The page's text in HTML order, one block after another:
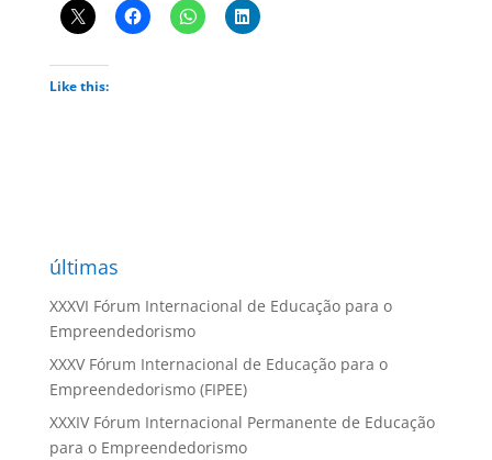
Like this:
últimas
XXXVI Fórum Internacional de Educação para o
Empreendedorismo
XXXV Fórum Internacional de Educação para o
Empreendedorismo (FIPEE)
XXXIV Fórum Internacional Permanente de Educação
para o Empreendedorismo